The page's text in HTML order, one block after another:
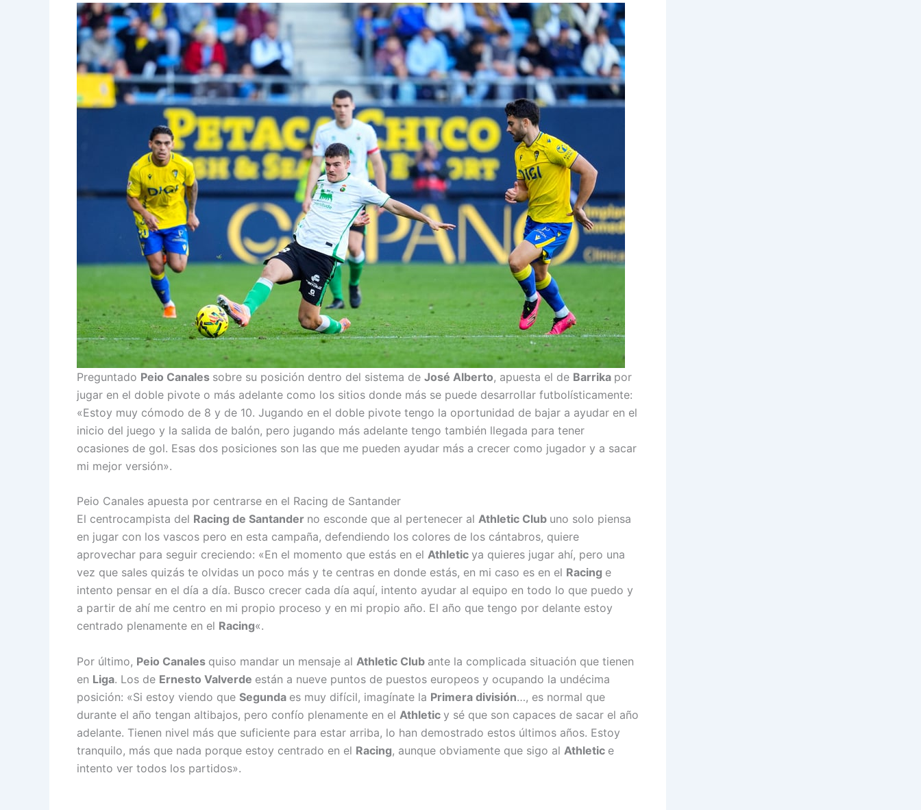
Preguntado Peio Canales sobre su posición dentro del sistema de José Alberto, apuesta el de Barrika por
jugar en el doble pivote o más adelante como los sitios donde más se puede desarrollar futbolísticamente:
«Estoy muy cómodo de 8 y de 10. Jugando en el doble pivote tengo la oportunidad de bajar a ayudar en el
inicio del juego y la salida de balón, pero jugando más adelante tengo también llegada para tener
ocasiones de gol. Esas dos posiciones son las que me pueden ayudar más a crecer como jugador y a sacar
mi mejor versión».
Peio Canales apuesta por centrarse en el Racing de Santander
El centrocampista del Racing de Santander no esconde que al pertenecer al Athletic Club uno solo piensa
en jugar con los vascos pero en esta campaña, defendiendo los colores de los cántabros, quiere
aprovechar para seguir creciendo: «En el momento que estás en el Athletic ya quieres jugar ahí, pero una
vez que sales quizás te olvidas un poco más y te centras en donde estás, en mi caso es en el Racing e
intento pensar en el día a día. Busco crecer cada día aquí, intento ayudar al equipo en todo lo que puedo y
a partir de ahí me centro en mi propio proceso y en mi propio año. El año que tengo por delante estoy
centrado plenamente en el Racing«.
Por último, Peio Canales quiso mandar un mensaje al Athletic Club ante la complicada situación que tienen
en Liga. Los de Ernesto Valverde están a nueve puntos de puestos europeos y ocupando la undécima
posición: «Si estoy viendo que Segunda es muy difícil, imagínate la Primera división…, es normal que
durante el año tengan altibajos, pero confío plenamente en el Athletic y sé que son capaces de sacar el año
adelante. Tienen nivel más que suficiente para estar arriba, lo han demostrado estos últimos años. Estoy
tranquilo, más que nada porque estoy centrado en el Racing, aunque obviamente que sigo al Athletic e
intento ver todos los partidos».